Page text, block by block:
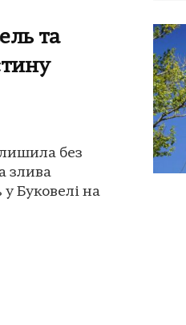
та
без
злива
Буковелі на